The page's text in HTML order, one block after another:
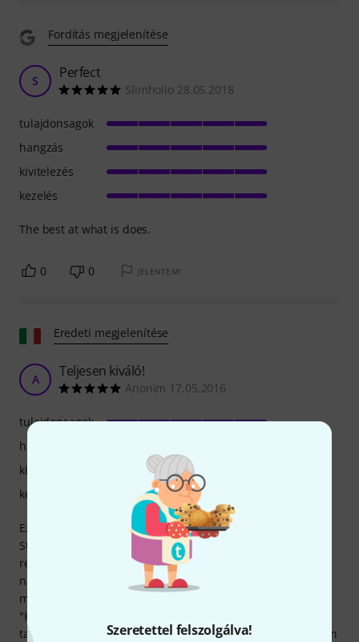
Szeretettel felszolgálva!
Fordítás megjelenítése
S Perfect
Slimholio 28.05.2018
The best at what is does.
tulajdonsagok
hangzás
kivitelezés
kezelés
0 0 JELENTEM!
Eredeti megjelenítése
A Teljesen kiváló!
Anonim 17.05.2016
Ezt az előerősítőt a mára már nem gyártott "K&K Trinity 2-
String Solo" 12 húros akusztikus gitár hangszedő
rendszerrel párosítva vettem, mert eleinte nem akartam
nagy összeget költeni. Miután megkaptam és kipróbáltam,
megbántam, hogy nem vettem meg azonnal a komplett
"K&K Trinity Pro 12 húros rendszert", amivel pénzt
takaríthattam volna meg, mintha a két terméket külön-külön
tulajdonsagok
hangzás
kivitelezés
kezelés